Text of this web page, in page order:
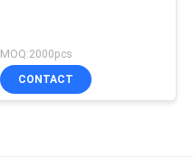
MOQ:2000pcs
CONTACT